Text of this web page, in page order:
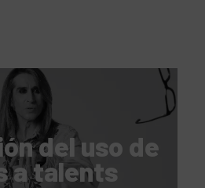
del uso de
a talents